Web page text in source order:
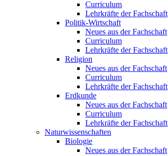
Curriculum
Lehrkräfte der Fachschaft
Politik-Wirtschaft
Neues aus der Fachschaft
Curriculum
Lehrkräfte der Fachschaft
Religion
Neues aus der Fachschaft
Curriculum
Lehrkräfte der Fachschaft
Erdkunde
Neues aus der Fachschaft
Curriculum
Lehrkräfte der Fachschaft
Naturwissenschaften
Biologie
Neues aus der Fachschaft